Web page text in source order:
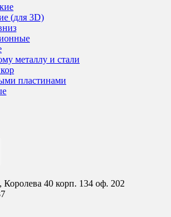
(для 3D)
металлу и стали
пластинами
40 корп. 134 оф. 202